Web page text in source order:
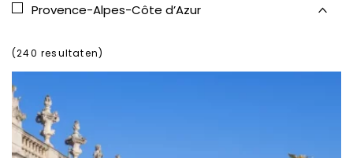
Provence-Alpes-Côte d’Azur
(240 resultaten)